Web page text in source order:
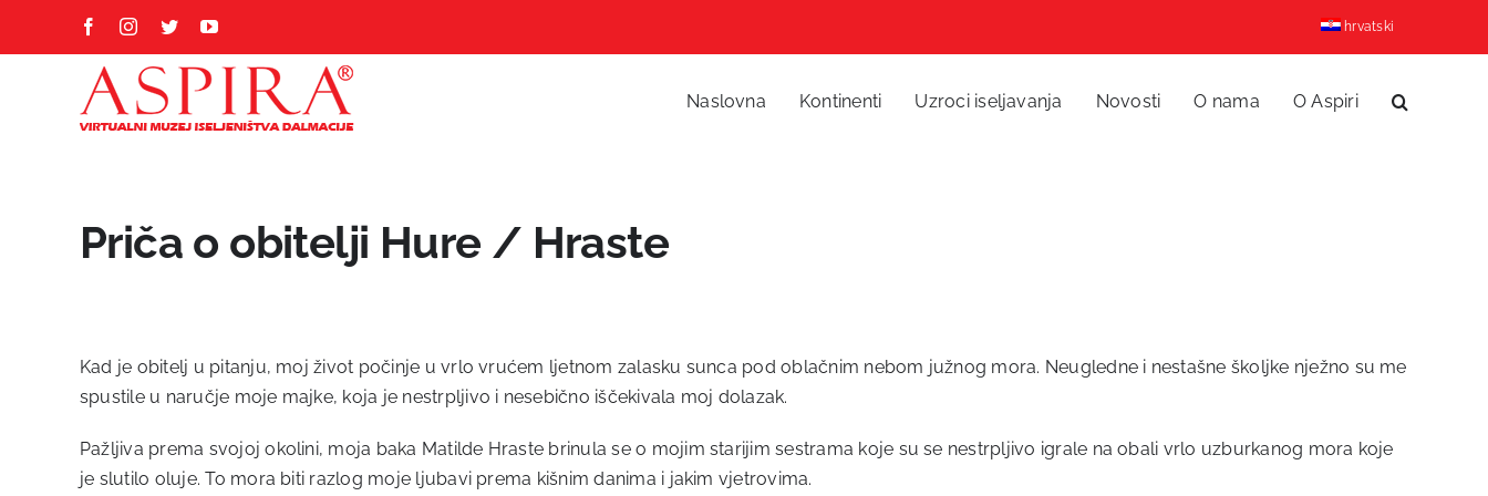
FacebookInstagram
TwitterYouTube hrvatski
Naslovna Kontinenti Uzroci iseljavanja Novosti O nama O Aspiri
Priča o obitelji Hure / Hraste
Kad je obitelj u pitanju, moj život počinje u vrlo vrućem ljetnom zalasku sunca pod oblačnim nebom južnog mora. Neugledne i nestašne školjke nježno su me
spustile u naručje moje majke, koja je nestrpljivo i nesebično iščekivala moj dolazak.
Pažljiva prema svojoj okolini, moja baka Matilde Hraste brinula se o mojim starijim sestrama koje su se nestrpljivo igrale na obali vrlo uzburkanog mora koje
je slutilo oluje. To mora biti razlog moje ljubavi prema kišnim danima i jakim vjetrovima.